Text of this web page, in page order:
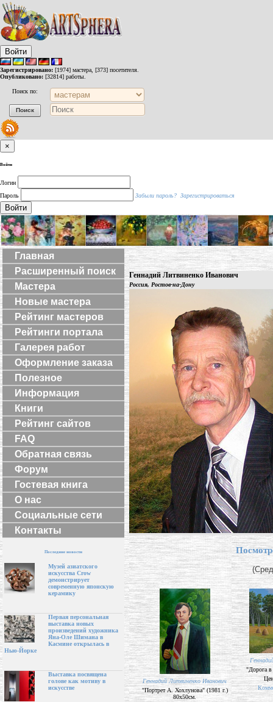
Войти
Зарегистрировано: [1974] мастера, [373] посетителя.
Опубликовано: [32814] работы.
Поиск по:
×
Войти
Логин
Пароль
Забыли пароль? Зарегистрироваться
Войти
Главная
Расширенный поиск
Мастера
Новые мастера
Рейтинг мастеров
Рейтинги портала
Галерея работ
Оформление заказа
Полезное
Информация
Книги
Рейтинг сайтов
FAQ
Обратная связь
Форум
Гостевая книга
О нас
Социальные сети
Контакты
Последние новости
Музей азиатского
искусства Crow
демонстрирует
современную японскую
керамику
Первая персональная
выставка новых
произведений художника
Яна-Оле Шимана в
Касмине открылась в
Нью-Йорке
Выставка посвящена
голове как мотиву в
искусстве
Геннадий Литвиненко Иванович
Россия, Ростов-на-Дону
Геннадий Литвиненко Иванович
"Портрет А. Хохлунова" (1981 г.)
80х50см.
"Дорога